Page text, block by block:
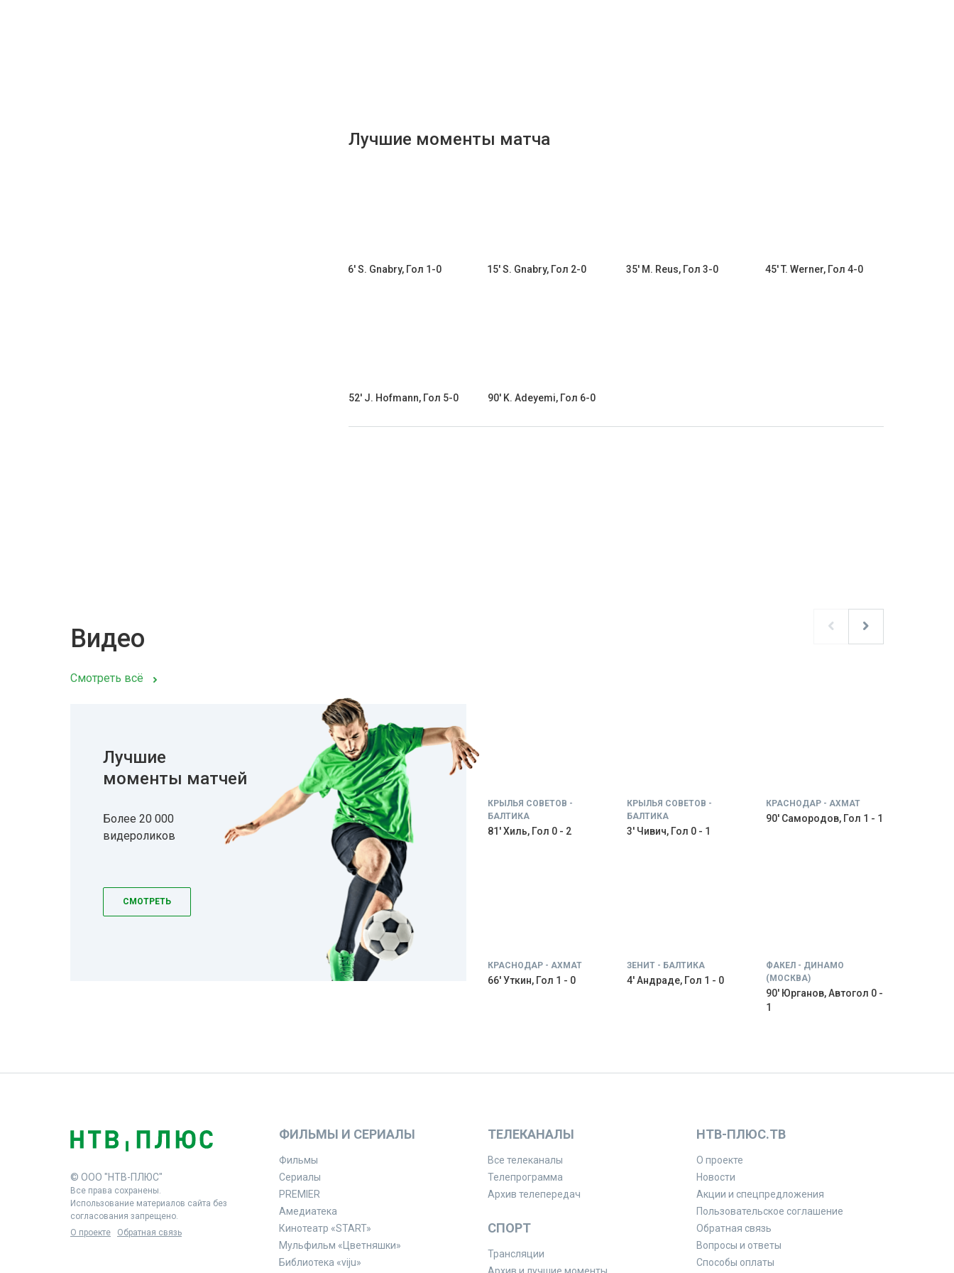
Лучшие моменты матча
6' S. Gnabry, Гол 1-0 15' S. Gnabry, Гол 2-0 35' M. Reus, Гол 3-0 45' T. Werner, Гол 4-0
52' J. Hofmann, Гол 5-0 90' K. Adeyemi, Гол 6-0
Видео
Смотреть всё
Лучшие
моменты матчей
Более 20 000
видероликов
СМОТРЕТЬ
КРЫЛЬЯ СОВЕТОВ -
БАЛТИКА
81' Хиль, Гол 0 - 2
КРЫЛЬЯ СОВЕТОВ -
БАЛТИКА
3' Чивич, Гол 0 - 1
КРАСНОДАР - АХМАТ
90' Самородов, Гол 1 - 1
КРАСНОДАР - АХМАТ
66' Уткин, Гол 1 - 0
ЗЕНИТ - БАЛТИКА
4' Андраде, Гол 1 - 0
ФАКЕЛ - ДИНАМО
(МОСКВА)
90' Юрганов, Автогол 0 -
1
© ООО "НТВ-ПЛЮС"
Все права сохранены.
Использование материалов сайта без
согласования запрещено.
О проекте
Обратная связь
ФИЛЬМЫ И СЕРИАЛЫ
Фильмы
Сериалы
PREMIER
Амедиатека
Кинотеатр «START»
Мульфильм «Цветняшки»
Библиотека «viju»
ТЕЛЕКАНАЛЫ
Все телеканалы
Телепрограмма
Архив телепередач
СПОРТ
Трансляции
НТВ-ПЛЮС.ТВ
О проекте
Новости
Акции и спецпредложения
Пользовательское соглашение
Обратная связь
Вопросы и ответы
Способы оплаты